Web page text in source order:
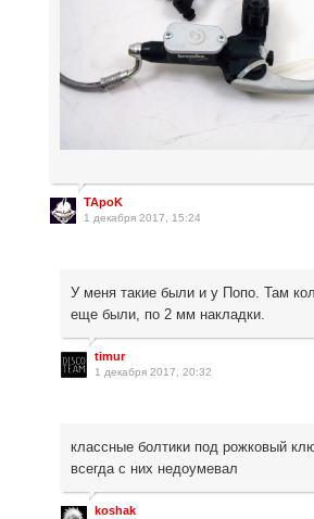
TApoK
1 декабря 2017, 15:24
У меня такие были и у Попо. Там
еще были, по 2 мм накладки.
timur
1 декабря 2017, 20:32
классные болтики под рожковый
всегда с них недоумевал
koshak